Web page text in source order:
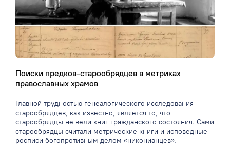
Поиски предков-старообрядцев в метриках
православных храмов
Главной трудностью генеалогического исследования
старообрядцев, как известно, является то, что
старообрядцы не вели книг гражданского состояния. Сами
старообрядцы считали метрические книги и исповедные
росписи богопротивным делом «никонианцев».